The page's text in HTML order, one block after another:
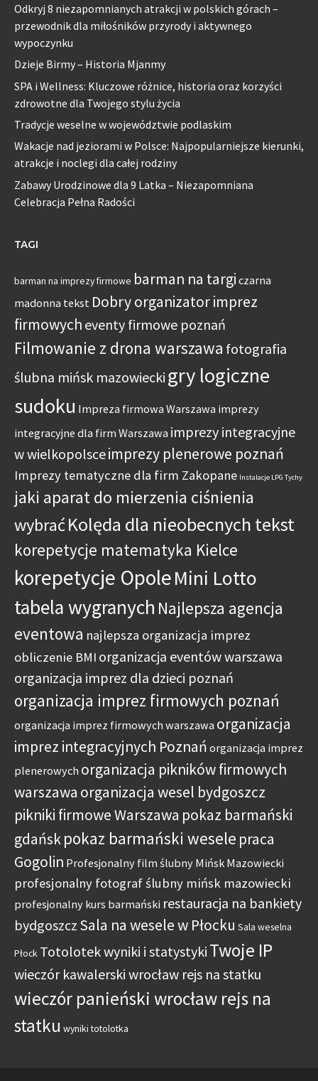
Odkryj 8 niezapomnianych atrakcji w polskich górach –
przewodnik dla miłośników przyrody i aktywnego
wypoczynku
Dzieje Birmy – Historia Mjanmy
SPA i Wellness: Kluczowe różnice, historia oraz korzyści
zdrowotne dla Twojego stylu życia
Tradycje weselne w województwie podlaskim
Wakacje nad jeziorami w Polsce: Najpopularniejsze kierunki,
atrakcje i noclegi dla całej rodziny
Zabawy Urodzinowe dla 9 Latka – Niezapomniana
Celebracja Pełna Radości
TAGI
barman na imprezy firmowe barman na targi czarna
madonna tekst Dobry organizator imprez
firmowych eventy firmowe poznań
Filmowanie z drona warszawa fotografia
ślubna mińsk mazowiecki gry logiczne
sudoku Impreza firmowa Warszawa imprezy
integracyjne dla firm Warszawa imprezy integracyjne
w wielkopolsceimprezy plenerowe poznań
Imprezy tematyczne dla firm Zakopane Instalacje LPG Tychy
jaki aparat do mierzenia ciśnienia
wybraćKolęda dla nieobecnych tekst
korepetycje matematyka Kielce
korepetycje OpoleMini Lotto
tabela wygranych Najlepsza agencja
eventowa najlepsza organizacja imprez
obliczenie BMI organizacja eventów warszawa
organizacja imprez dla dzieci poznań
organizacja imprez firmowych poznań
organizacja imprez firmowych warszawa organizacja
imprez integracyjnych Poznań organizacja imprez
plenerowych organizacja pikników firmowych
warszawa organizacja wesel bydgoszcz
pikniki firmowe Warszawa pokaz barmański
gdańskpokaz barmański wesele praca
Gogolin Profesjonalny film ślubny Mińsk Mazowiecki
profesjonalny fotograf ślubny mińsk mazowiecki
profesjonalny kurs barmański restauracja na bankiety
bydgoszcz Sala na wesele w Płocku Sala weselna
Płock Totolotek wyniki i statystyki Twoje IP
wieczór kawalerski wrocław rejs na statku
wieczór panieński wrocław rejs na
statku wyniki totolotka